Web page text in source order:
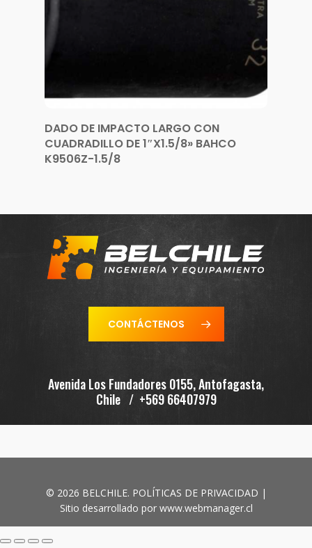
DADO DE IMPACTO LARGO CON
CUADRADILLO DE 1″X1.5/8» BAHCO
K9506Z-1.5/8
CONTÁCTENOS
Avenida Los Fundadores 0155, Antofagasta,
Chile / +569 66407979
© 2026 BELCHILE. POLÍTICAS DE PRIVACIDAD |
Sitio desarrollado por www.webmanager.cl